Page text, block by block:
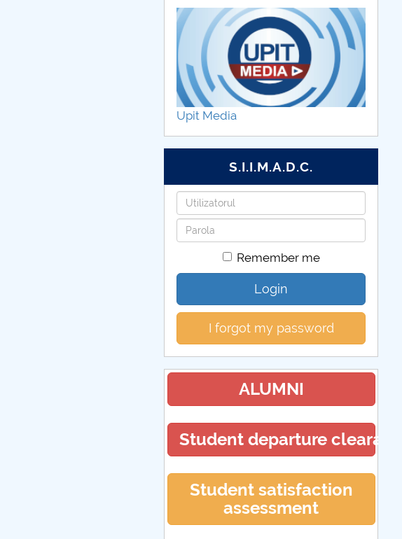
Upit Media
S.I.I.M.A.D.C.
Username
Password
Remember me
Login
I forgot my password
ALUMNI
Student departure
Student satisfaction
assessment